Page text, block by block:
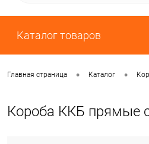
Каталог товаров
Главная страница • Каталог •
Короба ККБ прямые